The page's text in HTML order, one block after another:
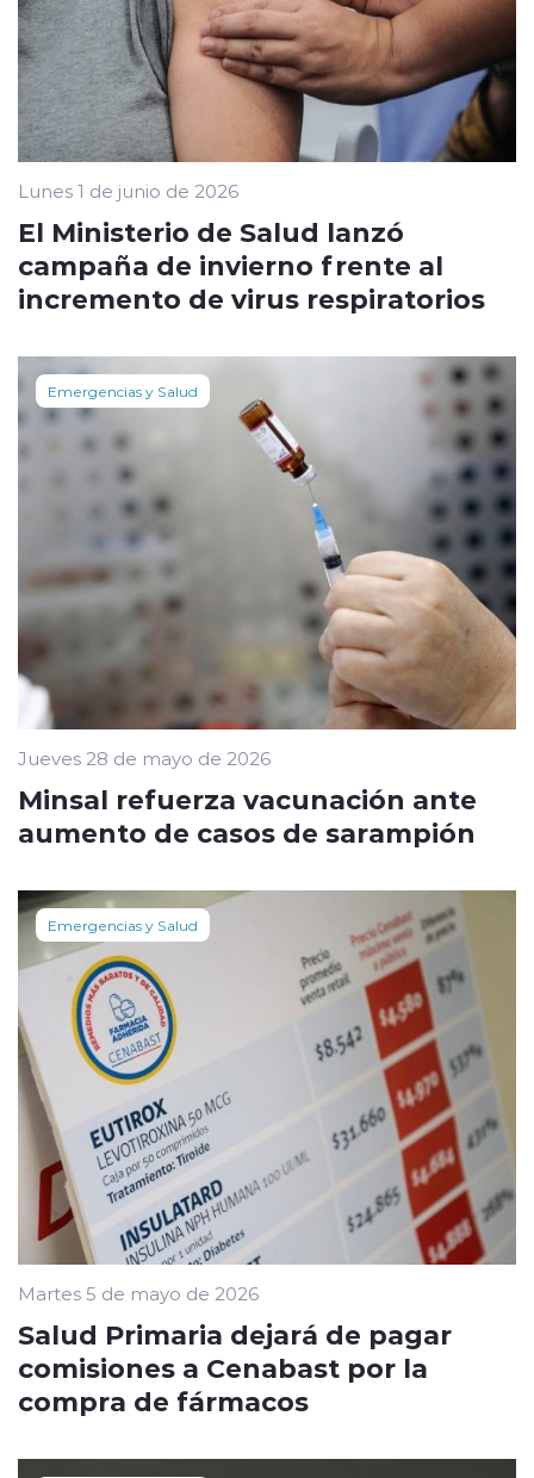
Lunes 1 de junio de 2026
El Ministerio de Salud lanzó
campaña de invierno frente al
incremento de virus respiratorios
Emergencias y Salud
Jueves 28 de mayo de 2026
Minsal refuerza vacunación ante
aumento de casos de sarampión
Emergencias y Salud
Martes 5 de mayo de 2026
Salud Primaria dejará de pagar
comisiones a Cenabast por la
compra de fármacos